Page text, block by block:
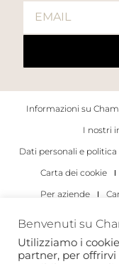
Informazioni su
I nostri
Dati personali e politica
Carta dei cookie
Per aziende
Per
Benvenuti su
Utilizziamo i
partner, per